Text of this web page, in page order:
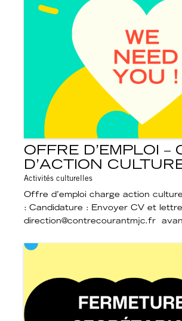
OFFRE D’EMPLOI –
D’ACTION
Activités culturelles
Offre d’emploi charge action
: Candidature : Envoyer CV et
direction@contrecourantmjc.fr